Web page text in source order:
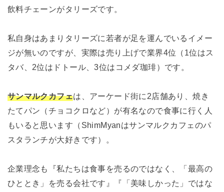
飲料チェーンがタリーズです。
私自身はあまりタリーズに若者が足を運んでいるイメー
ジが無いのですが、実際は売り上げで業界4位（1位はス
タバ、2位はドトール、3位はコメダ珈琲）です。
サンマルクカフェは、アーケード街に2店舗あり、焼き
たてパン（チョコクロなど）が有名なので食事に行く人
もいると思います（ShimMyanはサンマルクカフェのパ
スタランチが大好きです）。
企業理念も『私たちは食事を売るのではなく、「最高の
ひととき」を売る会社です』『「美味しかった」ではな